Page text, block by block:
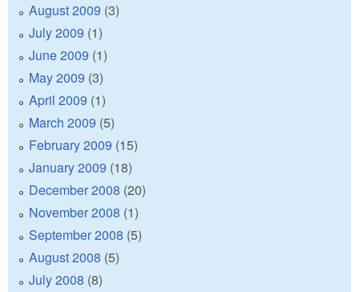
August 2009 (3)
July 2009 (1)
June 2009 (1)
May 2009 (3)
April 2009 (1)
March 2009 (5)
February 2009 (15)
January 2009 (18)
December 2008 (20)
November 2008 (1)
September 2008 (5)
August 2008 (5)
July 2008 (8)